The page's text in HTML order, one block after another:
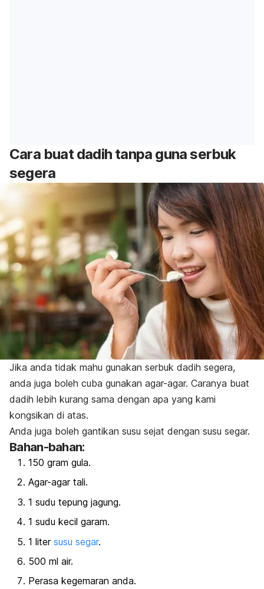
Cara buat dadih tanpa guna serbuk
segera
Jika anda tidak mahu gunakan serbuk dadih segera,
anda juga boleh cuba gunakan agar-agar. Caranya buat
dadih lebih kurang sama dengan apa yang kami
kongsikan di atas.
Anda juga boleh gantikan susu sejat dengan susu segar.
Bahan-bahan:
150 gram gula.
Agar-agar tali.
1 sudu tepung jagung.
1 sudu kecil garam.
1 liter susu segar.
500 ml air.
Perasa kegemaran anda.